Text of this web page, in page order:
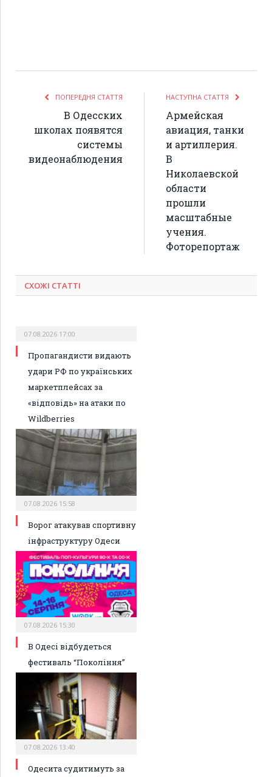
ПОПЕРЕДНЯ СТАТТЯ
В Одесских
школах появятся
системы
видеонаблюдения
НАСТУПНА СТАТТЯ
Армейская
авиация, танки
и артиллерия.
В
Николаевской
области
прошли
масштабные
учения.
Фоторепортаж
СХОЖІ СТАТТІ
07.08.2026 17:00
Пропагандисти видають
удари РФ по українських
маркетплейсах за
«відповідь» на атаки по
Wildberries
07.08.2026 15:58
Ворог атакував спортивну
інфраструктуру Одеси
07.08.2026 15:30
В Одесі відбудеться
фестиваль “Покоління”
07.08.2026 13:40
Одесита судитимуть за